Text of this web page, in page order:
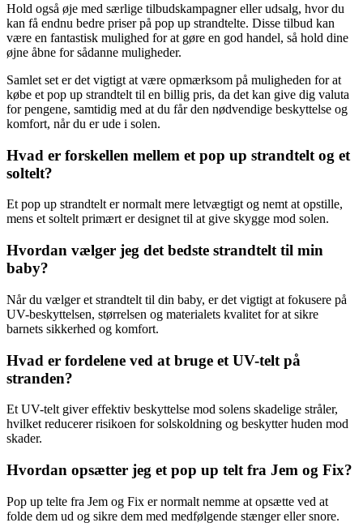
Hold også øje med særlige tilbudskampagner eller udsalg, hvor du
kan få endnu bedre priser på pop up strandtelte. Disse tilbud kan
være en fantastisk mulighed for at gøre en god handel, så hold dine
øjne åbne for sådanne muligheder.
Samlet set er det vigtigt at være opmærksom på muligheden for at
købe et pop up strandtelt til en billig pris, da det kan give dig valuta
for pengene, samtidig med at du får den nødvendige beskyttelse og
komfort, når du er ude i solen.
Hvad er forskellen mellem et pop up strandtelt og et
soltelt?
Et pop up strandtelt er normalt mere letvægtigt og nemt at opstille,
mens et soltelt primært er designet til at give skygge mod solen.
Hvordan vælger jeg det bedste strandtelt til min
baby?
Når du vælger et strandtelt til din baby, er det vigtigt at fokusere på
UV-beskyttelsen, størrelsen og materialets kvalitet for at sikre
barnets sikkerhed og komfort.
Hvad er fordelene ved at bruge et UV-telt på
stranden?
Et UV-telt giver effektiv beskyttelse mod solens skadelige stråler,
hvilket reducerer risikoen for solskoldning og beskytter huden mod
skader.
Hvordan opsætter jeg et pop up telt fra Jem og Fix?
Pop up telte fra Jem og Fix er normalt nemme at opsætte ved at
folde dem ud og sikre dem med medfølgende stænger eller snore.